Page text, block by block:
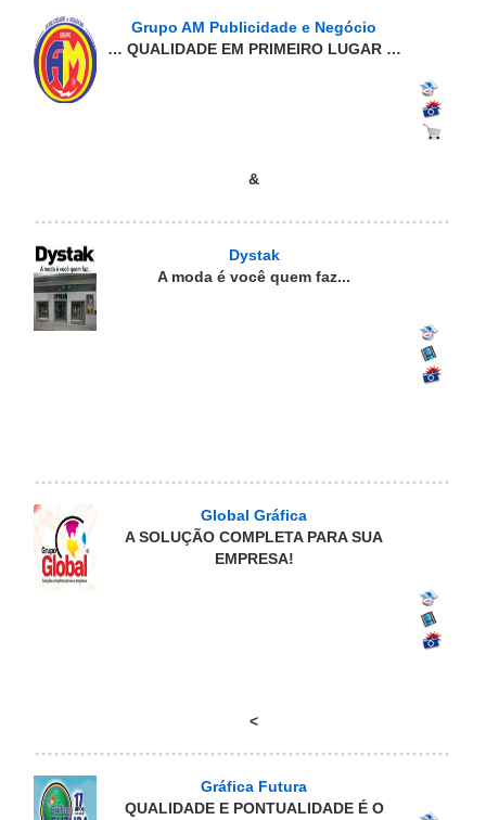
Grupo AM Publicidade e Negócio
… QUALIDADE EM PRIMEIRO LUGAR …
&
Dystak
A moda é você quem faz...
Global Gráfica
A SOLUÇÃO COMPLETA PARA SUA
EMPRESA!
<
Gráfica Futura
QUALIDADE E PONTUALIDADE É O